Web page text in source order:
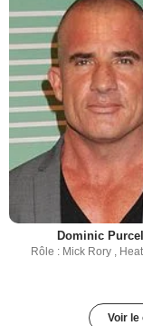
Dominic Purcell
Rôle : Mick Rory ,
Voir le